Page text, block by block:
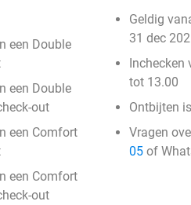
een Double
een Double
out
een Comfort
een Comfort
out
Geldig
31 dec
Inchecken
tot 13.00
Ontbijten
Vragen
05 of